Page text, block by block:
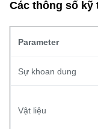
Các thông số kỹ
Parameter
Sự khoan dung
Vật liệu